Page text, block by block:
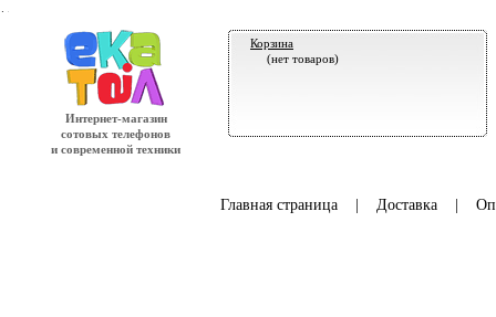
Интернет-магазин
сотовых телефонов
и современной техники
Корзина
(нет товаров)
Главная страница| Доставка|